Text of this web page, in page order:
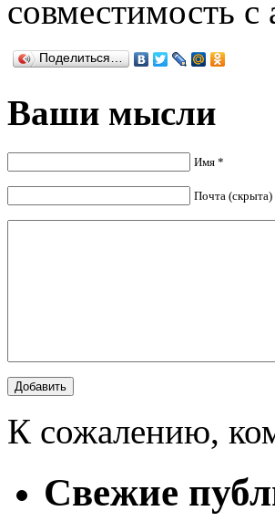
совместимость с
Поделиться…
Ваши мысли
Имя *
Почта
К сожалению,
Свежие